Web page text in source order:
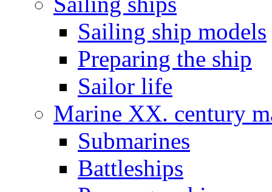
Sailing ship models
Preparing the ship
Sailor life
Marine XX. century
Submarines
Battleships